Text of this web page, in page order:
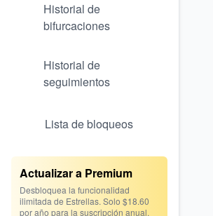
Historial de
bifurcaciones
Historial de
seguimientos
Lista de bloqueos
Actualizar a Premium
Desbloquea la funcionalidad
ilimitada de Estrellas. Solo $18.60
por año para la suscripción anual.